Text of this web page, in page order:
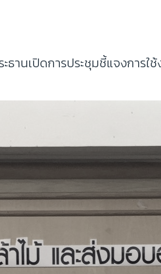
ธานเปิดการประชุมชี้แจงการ